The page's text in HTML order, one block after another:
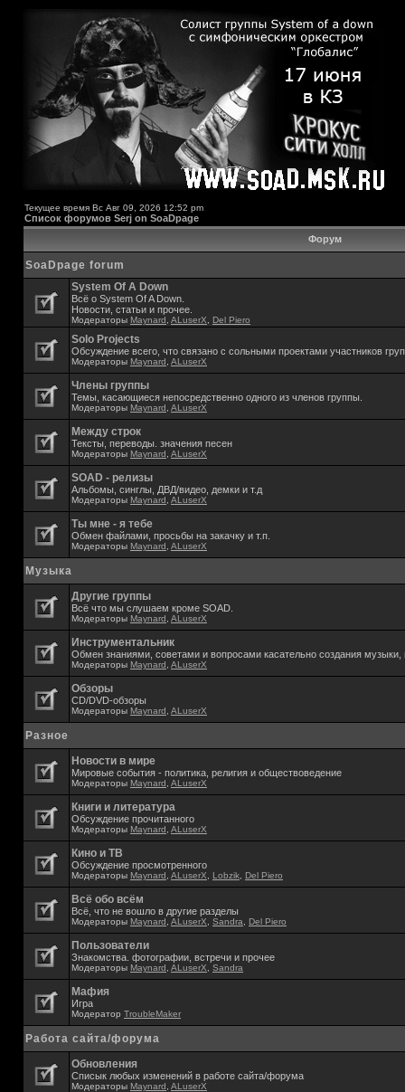
Текущее время Вс Авг 09, 2026 12:52 pm
Список форумов Serj on SoaDpage
Форум
SoaDpage forum
System Of A Down
Всё о System Of A Down.
Новости, статьи и прочее.
Модераторы Maynard ALuserX Del Piero
Solo Projects
Обсуждение всего, что связано с сольными проектами участников
Модераторы Maynard ALuserX
Члены группы
Темы, касающиеся непосредственно одного из членов группы.
Модераторы Maynard ALuserX
Между строк
Тексты, переводы. значения песен
Модераторы Maynard ALuserX
SOAD - релизы
Альбомы, синглы, ДВД/видео, демки и т.д
Модераторы Maynard ALuserX
Ты мне - я тебе
Обмен файлами, просьбы на закачку и т.п.
Модераторы Maynard ALuserX
Музыка
Другие группы
Всё что мы слушаем кроме SOAD.
Модераторы Maynard ALuserX
Инструментальник
Обмен знаниями, советами и вопросами касательно создания музыки,
Модераторы Maynard ALuserX
Обзоры
CD/DVD-обзоры
Модераторы Maynard ALuserX
Разное
Новости в мире
Мировые события - политика, религия и обществоведение
Модераторы Maynard ALuserX
Книги и литература
Обсуждение прочитанного
Модераторы Maynard ALuserX
Кино и ТВ
Обсуждение просмотренного
Модераторы Maynard ALuserX Lobzik Del Piero
Всё обо всём
Всё, что не вошло в другие разделы
Модераторы Maynard ALuserX Sandra Del Piero
Пользователи
Знакомства. фотографии, встречи и прочее
Модераторы Maynard ALuserX Sandra
Мафия
Игра
Модератор TroubleMaker
Работа сайта/форума
Обновления
Списык любых изменений в работе сайта/форума
Модераторы Maynard ALuserX